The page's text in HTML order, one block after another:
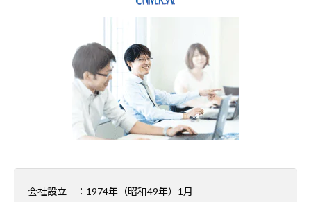
会社設立
：1974年（昭和49年）1月